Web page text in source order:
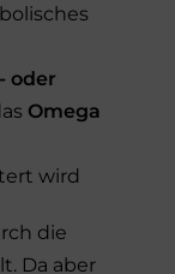
oder
Omega
wird
die
Da aber